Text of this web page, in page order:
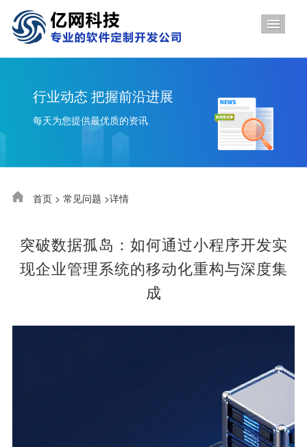
行业动态 把握前沿进展
每天为您提供最优质的资讯
首页 > 常见问题 >详情
突破数据孤岛：如何通过小程序开发实
现企业管理系统的移动化重构与深度集
成